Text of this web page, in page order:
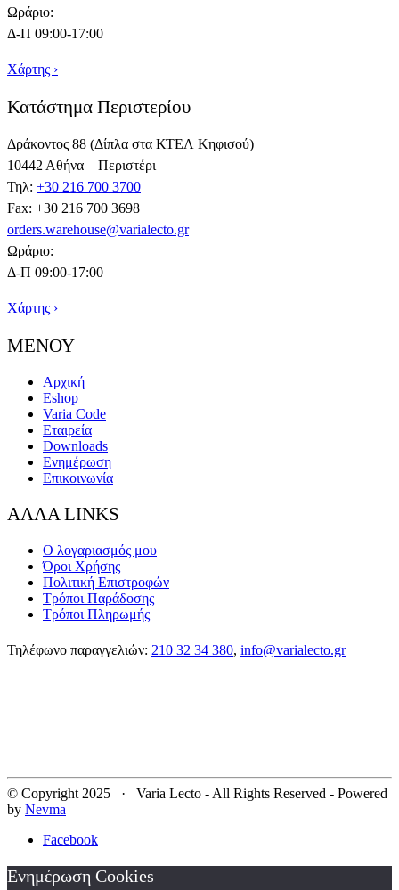
Ωράριο:
Δ-Π 09:00-17:00
Χάρτης ›
Κατάστημα Περιστερίου
Δράκοντος 88 (Δίπλα στα ΚΤΕΛ Κηφισού)
10442 Αθήνα – Περιστέρι
Τηλ: +30 216 700 3700
Fax: +30 216 700 3698
orders.warehouse@varialecto.gr
Ωράριο:
Δ-Π 09:00-17:00
Χάρτης ›
ΜΕΝΟΥ
Αρχική
Eshop
Varia Code
Εταιρεία
Downloads
Ενημέρωση
Επικοινωνία
ΑΛΛΑ LINKS
Ο λογαριασμός μου
Όροι Χρήσης
Πολιτική Επιστροφών
Τρόποι Παράδοσης
Τρόποι Πληρωμής
Τηλέφωνο παραγγελιών: 210 32 34 380, info@varialecto.gr
© Copyright 2025 · Varia Lecto - All Rights Reserved - Powered
by Nevma
Facebook
Ενημέρωση Cookies